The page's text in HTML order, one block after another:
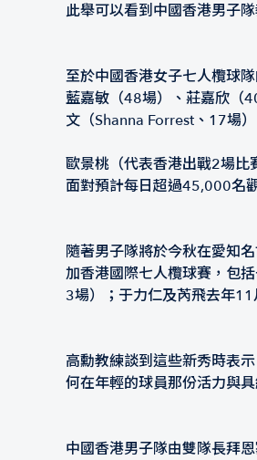
此舉可以看到中國香港男子
至於中國香港女子七人欖球
藍嘉敏（48場）、莊嘉欣（
文（Shanna Forrest、17場
歐景桃（代表香港出戰2場比
面對預計每日超過45,000名
隨著男子隊將於今秋在愛知
加香港國際七人欖球賽，包
3場）；于力仁及芮飛去年
高勳教練談到這些新秀時表
何在年輕的球員那份活力與
中國香港男子隊由雙隊長拜